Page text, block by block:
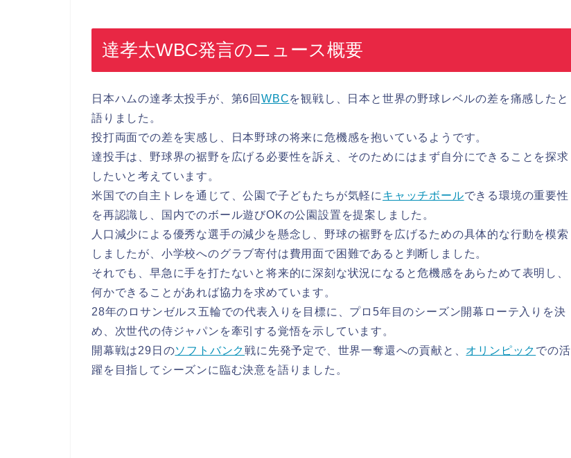
達孝太WBC発言のニュース概要
日本ハムの達孝太投手が、第6回WBCを観戦し、日本と世界の野球レベルの差を痛感したと
語りました。
投打両面での差を実感し、日本野球の将来に危機感を抱いているようです。
達投手は、野球界の裾野を広げる必要性を訴え、そのためにはまず自分にできることを探求
したいと考えています。
米国での自主トレを通じて、公園で子どもたちが気軽にキャッチボールできる環境の重要性
を再認識し、国内でのボール遊びOKの公園設置を提案しました。
人口減少による優秀な選手の減少を懸念し、野球の裾野を広げるための具体的な行動を模索
しましたが、小学校へのグラブ寄付は費用面で困難であると判断しました。
それでも、早急に手を打たないと将来的に深刻な状況になると危機感をあらためて表明し、
何かできることがあれば協力を求めています。
28年のロサンゼルス五輪での代表入りを目標に、プロ5年目のシーズン開幕ローテ入りを決
め、次世代の侍ジャパンを牽引する覚悟を示しています。
開幕戦は29日のソフトバンク戦に先発予定で、世界一奪還への貢献と、 オリンピック での活
躍を目指してシーズンに臨む決意を語りました。